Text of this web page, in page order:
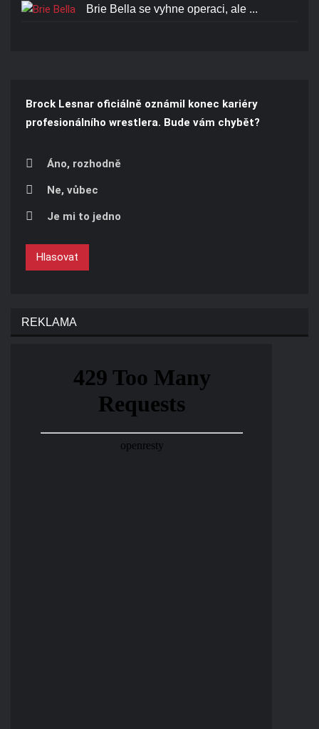
Brie Bella se vyhne operaci, ale ...
Brock Lesnar oficiálně oznámil konec kariéry
profesionálního wrestlera. Bude vám chybět?
Áno, rozhodně
Ne, vůbec
Je mi to jedno
Hlasovat
REKLAMA